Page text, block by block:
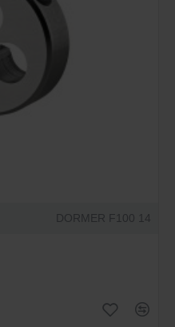
DORMER F100 14